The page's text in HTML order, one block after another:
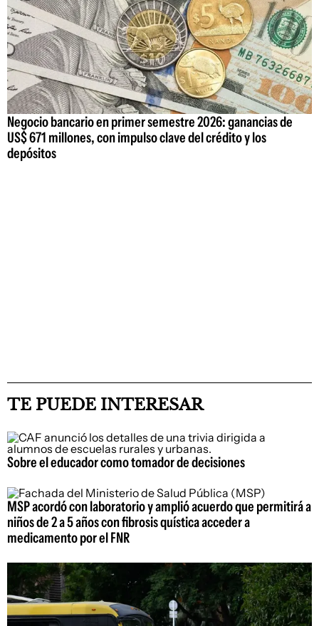
Negocio bancario en primer semestre 2026: ganancias de
US$ 671 millones, con impulso clave del crédito y los
depósitos
TE PUEDE INTERESAR
Sobre el educador como tomador de decisiones
MSP acordó con laboratorio y amplió acuerdo que permitirá a
niños de 2 a 5 años con fibrosis quística acceder a
medicamento por el FNR